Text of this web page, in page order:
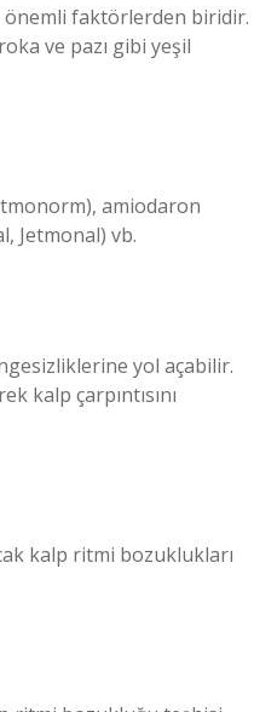
önemli faktörlerden biridir.
ve pazı gibi yeşil
amiodaron
Jetmonal) vb.
yol açabilir.
kalp çarpıntısını
kalp ritmi bozuklukları